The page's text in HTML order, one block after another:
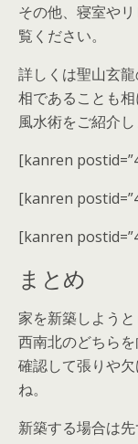
その他、寝室や
覧ください。
詳しくは聖山玄
相であることも
風水術をご紹介し
[kanren
[kanren
[kanren
まとめ
家を新築しよう
西南北のどちら
確認して張りや
ね。
新築する場合は先